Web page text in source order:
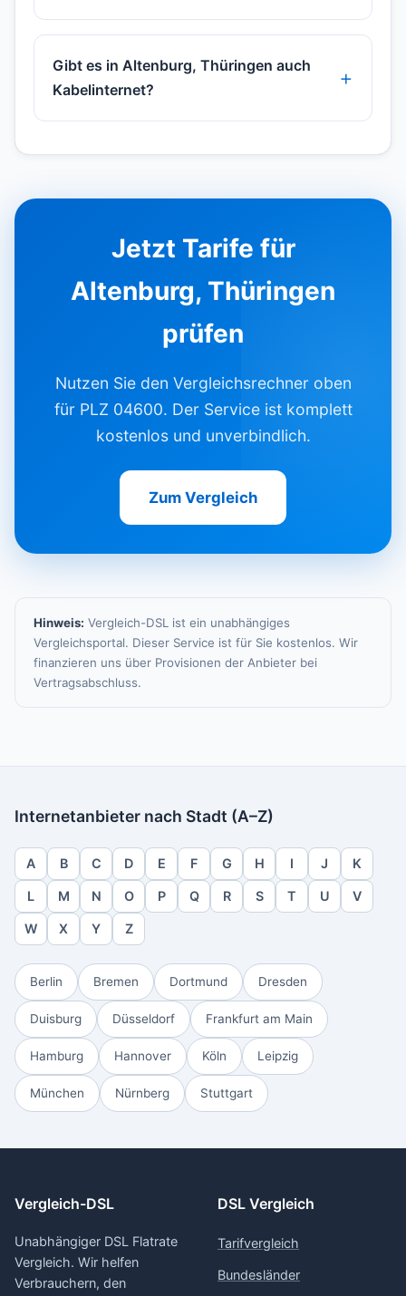
Gibt es in Altenburg, Thüringen auch
Kabelinternet?
Jetzt Tarife für
Altenburg, Thüringen
prüfen
Nutzen Sie den Vergleichsrechner oben
für PLZ 04600. Der Service ist komplett
kostenlos und unverbindlich.
Zum Vergleich
Hinweis: Vergleich-DSL ist ein unabhängiges
Vergleichsportal. Dieser Service ist für Sie kostenlos. Wir
finanzieren uns über Provisionen der Anbieter bei
Vertragsabschluss.
Internetanbieter nach Stadt (A–Z)
A B C D E F G H I J K
L M N O P Q R S T U V
W X Y Z
Berlin Bremen Dortmund Dresden
Duisburg Düsseldorf Frankfurt am Main
Hamburg Hannover Köln Leipzig
München Nürnberg Stuttgart
Vergleich-DSL
Unabhängiger DSL Flatrate
Vergleich. Wir helfen
Verbrauchern, den
DSL Vergleich
Tarifvergleich
Bundesländer